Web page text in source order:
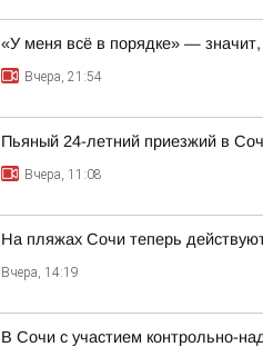
«У меня всё в порядке» —
Вчера, 21:54
Пьяный 24-летний приезжий в
Вчера, 11:08
На пляжах Сочи теперь
Вчера, 14:19
В Сочи с участием контрольно-